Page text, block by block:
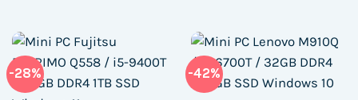
-28% -42%